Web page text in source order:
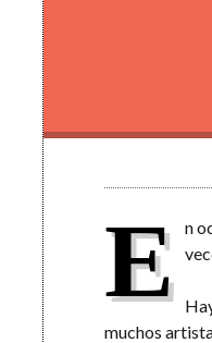
E n
muchos